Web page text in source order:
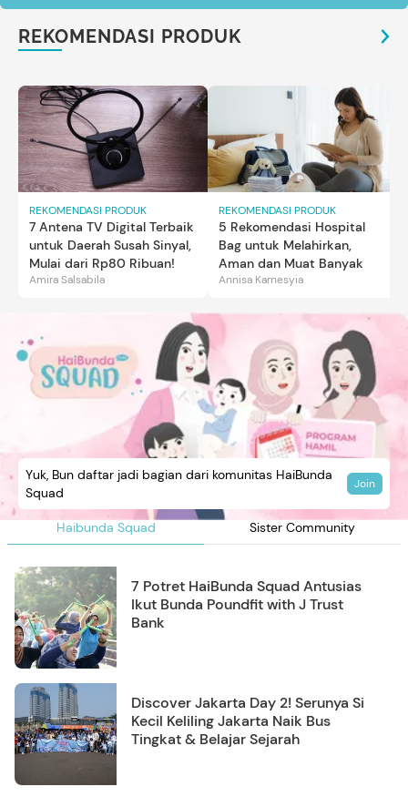
REKOMENDASI PRODUK
REKOMENDASI PRODUK
7 Antena TV Digital Terbaik
untuk Daerah Susah Sinyal,
Mulai dari Rp80 Ribuan!
Amira Salsabila
REKOMENDASI PRODUK
5 Rekomendasi Hospital
Bag untuk Melahirkan,
Aman dan Muat Banyak
Annisa Karnesyia
Haibunda Squad Sister Community
Yuk, Bun daftar jadi bagian dari komunitas HaiBunda
Squad
Join
7 Potret HaiBunda Squad Antusias
Ikut Bunda Poundfit with J Trust
Bank
Discover Jakarta Day 2! Serunya Si
Kecil Keliling Jakarta Naik Bus
Tingkat & Belajar Sejarah